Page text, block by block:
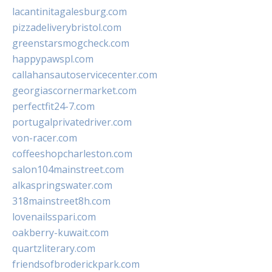
lacantinitagalesburg.com
pizzadeliverybristol.com
greenstarsmogcheck.com
happypawspl.com
callahansautoservicecenter.com
georgiascornermarket.com
perfectfit24-7.com
portugalprivatedriver.com
von-racer.com
coffeeshopcharleston.com
salon104mainstreet.com
alkaspringswater.com
318mainstreet8h.com
lovenailsspari.com
oakberry-kuwait.com
quartzliterary.com
friendsofbroderickpark.com